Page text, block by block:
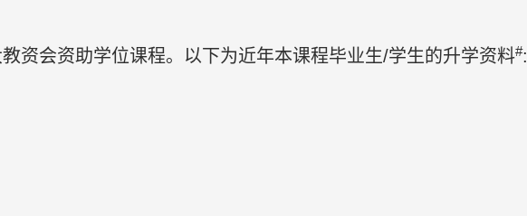
资会资助学位课程。以下为近年本课程毕业生/学生的升学资料#: